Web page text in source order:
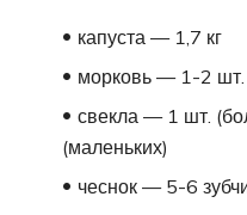
капуста — 1,7 кг
морковь — 1-2 шт.
свекла — 1 шт.
(маленьких)
чеснок — 5-6